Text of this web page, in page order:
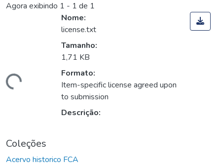
Agora exibindo 1 - 1 de 1
Nome:
license.txt
Tamanho:
1,71 KB
Formato:
Item-specific license agreed upon
to submission
Descrição:
Coleções
Acervo historico FCA